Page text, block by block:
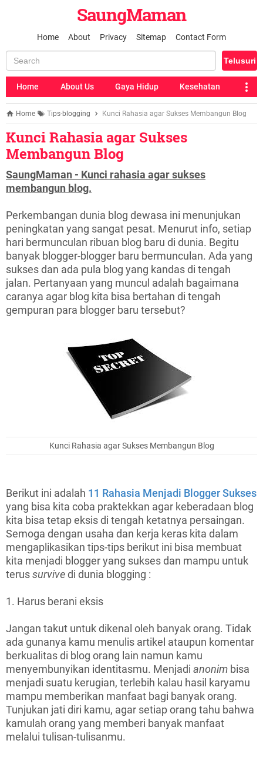
SaungMaman
Home About Privacy Sitemap Contact Form
Home About Us Gaya Hidup Kesehatan
Home Tips-blogging Kunci Rahasia agar Sukses Membangun Blog
Kunci Rahasia agar Sukses
Membangun Blog
SaungMaman - Kunci rahasia agar sukses
membangun blog.
Perkembangan dunia blog dewasa ini menunjukan
peningkatan yang sangat pesat. Menurut info, setiap
hari bermunculan ribuan blog baru di dunia. Begitu
banyak blogger-blogger baru bermunculan. Ada yang
sukses dan ada pula blog yang kandas di tengah
jalan. Pertanyaan yang muncul adalah bagaimana
caranya agar blog kita bisa bertahan di tengah
gempuran para blogger baru tersebut?
Kunci Rahasia agar Sukses Membangun Blog
Berikut ini adalah 11 Rahasia Menjadi Blogger Sukses
yang bisa kita coba praktekkan agar keberadaan blog
kita bisa tetap eksis di tengah ketatnya persaingan.
Semoga dengan usaha dan kerja keras kita dalam
mengaplikasikan tips-tips berikut ini bisa membuat
kita menjadi blogger yang sukses dan mampu untuk
terussurvivedi dunia blogging :
1. Harus berani eksis
Jangan takut untuk dikenal oleh banyak orang. Tidak
ada gunanya kamu menulis artikel ataupun komentar
berkualitas di blog orang lain namun kamu
menyembunyikan identitasmu. Menjadi anonim bisa
menjadi suatu kerugian, terlebih kalau hasil karyamu
mampu memberikan manfaat bagi banyak orang.
Tunjukan jati diri kamu, agar setiap orang tahu bahwa
kamulah orang yang memberi banyak manfaat
melalui tulisan-tulisanmu.